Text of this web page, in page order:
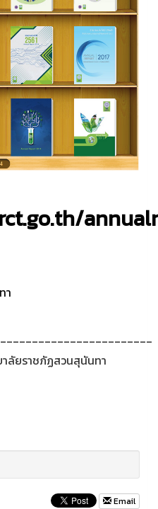
า
ลัยราชภัฏสวนสุนันทา
Email